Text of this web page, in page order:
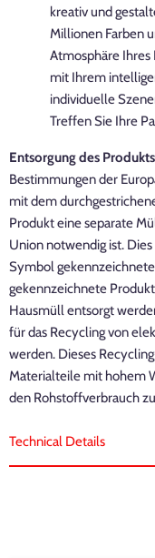
kreativ und
Millionen Farben
Atmosphäre Ihres
mit Ihrem
individuelle
Treffen Sie Ihre
Entsorgung des
Bestimmungen der
mit dem
Produkt eine separate
Union notwendig ist.
Symbol
gekennzeichnete
Hausmüll entsorgt
für das Recycling von
werden. Dieses
Materialteile mit hohem
den Rohstoffverbrauch
Technical Details